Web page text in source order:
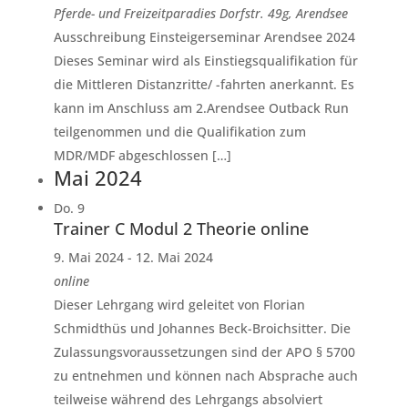
Pferde- und Freizeitparadies Dorfstr. 49g, Arendsee
Ausschreibung Einsteigerseminar Arendsee 2024
Dieses Seminar wird als Einstiegsqualifikation für
die Mittleren Distanzritte/ -fahrten anerkannt. Es
kann im Anschluss am 2.Arendsee Outback Run
teilgenommen und die Qualifikation zum
MDR/MDF abgeschlossen […]
Mai 2024
Do. 9
Trainer C Modul 2 Theorie online
9. Mai 2024- 12. Mai 2024
online
Dieser Lehrgang wird geleitet von Florian
Schmidthüs und Johannes Beck-Broichsitter. Die
Zulassungsvoraussetzungen sind der APO § 5700
zu entnehmen und können nach Absprache auch
teilweise während des Lehrgangs absolviert